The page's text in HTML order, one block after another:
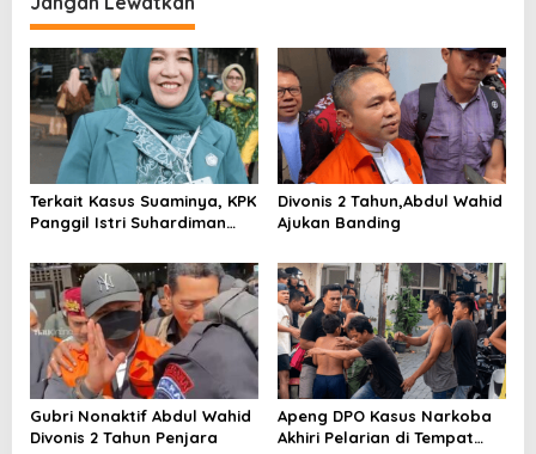
a
s
i
p
o
s
Terkait Kasus Suaminya, KPK
Panggil Istri Suhardiman
Divonis 2 Tahun,Abdul Wahid
Ajukan Banding
Gubri Nonaktif Abdul Wahid
Divonis 2 Tahun Penjara
Apeng DPO Kasus Narkoba
Akhiri Pelarian di Tempat